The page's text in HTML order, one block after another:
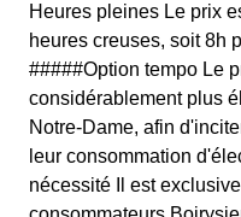
Heures pleines Le prix
heures creuses, soit 8h
#####Option tempo Le
considérablement plus
Notre-Dame, afin
leur consommation
nécessité Il est